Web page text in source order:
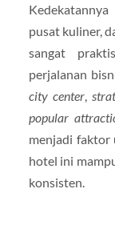
pusat kuliner,
sangat
perjalanan
city center
popular
menjadi faktor
hotel ini
konsisten.